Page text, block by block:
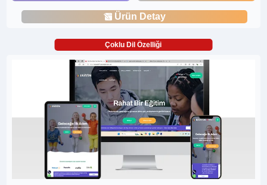
Ürün Detay
Çoklu Dil Özelliği